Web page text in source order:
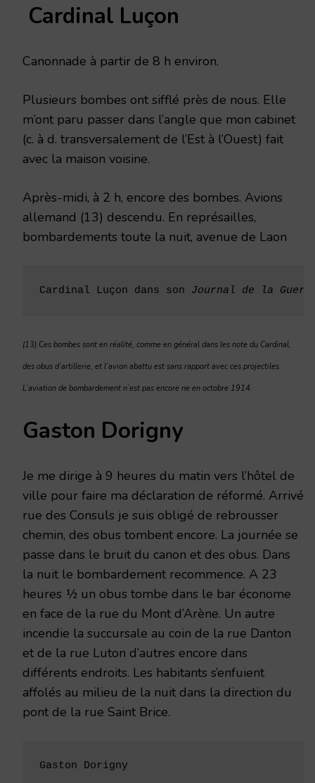
Cardinal Luçon
Canonnade à partir de 8 h environ.
Plusieurs bombes ont sifflé près de nous. Elle
m’ont paru passer dans l’angle que mon cabinet
(c. à d. transversalement de l’Est à l’Ouest) fait
avec la maison voisine.
Après-midi, à 2 h, encore des bombes. Avions
allemand (13) descendu. En représailles,
bombardements toute la nuit, avenue de Laon
Cardinal Luçon dans son Journal de la
(13) Ces bombes sont en réalité, comme en général dans les note du Cardinal,
des obus d’artillerie, et l’avion abattu est sans rapport avec ces projectiles.
L’aviation de bombardement n’est pas encore ne en octobre 1914.
Gaston Dorigny
Je me dirige à 9 heures du matin vers l’hôtel de
ville pour faire ma déclaration de réformé. Arrivé
rue des Consuls je suis obligé de rebrousser
chemin, des obus tombent encore. La journée se
passe dans le bruit du canon et des obus. Dans
la nuit le bombardement recommence. A 23
heures ½ un obus tombe dans le bar économe
en face de la rue du Mont d’Arène. Un autre
incendie la succursale au coin de la rue Danton
et de la rue Luton d’autres encore dans
différents endroits. Les habitants s’enfuient
affolés au milieu de la nuit dans la direction du
pont de la rue Saint Brice.
Gaston Dorigny